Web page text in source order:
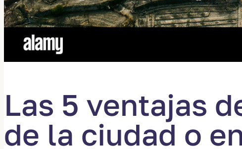
Las 5 ventajas
de la ciudad o